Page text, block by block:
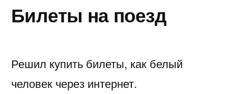
Билеты на поезд
Решил купить билеты, как белый
человек через интернет.